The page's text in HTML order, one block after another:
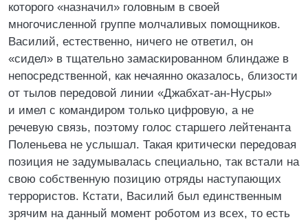
которого «назначил» головным в своей
многочисленной группе молчаливых помощников.
Василий, естественно, ничего не ответил, он
«сидел» в тщательно замаскированном блиндаже в
непосредственной, как нечаянно оказалось, близости
от тылов передовой линии «Джабхат-ан-Нусры»
и имел с командиром только цифровую, а не
речевую связь, поэтому голос старшего лейтенанта
Поленьева не услышал. Такая критически передовая
позиция не задумывалась специально, так встали на
свою собственную позицию отряды наступающих
террористов. Кстати, Василий был единственным
зрячим на данный момент роботом из всех, то есть